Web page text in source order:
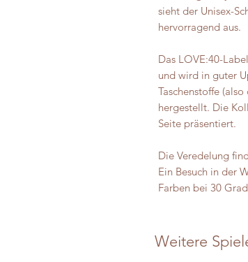
sieht der Unisex-
hervorragend aus.
Das LOVE:40-
und wird in guter
Taschenstoffe
hergestellt. Die
Seite präsentiert.
Die Veredelung
Ein Besuch in der
Farben bei 30
Weitere